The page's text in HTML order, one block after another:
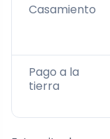
Casamiento
Pago a la
tierra